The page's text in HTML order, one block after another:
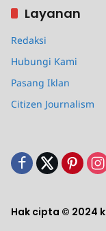
Layanan
Redaksi
Hubungi Kami
Pasang Iklan
Citizen Journalism
Hak cipta © 2024